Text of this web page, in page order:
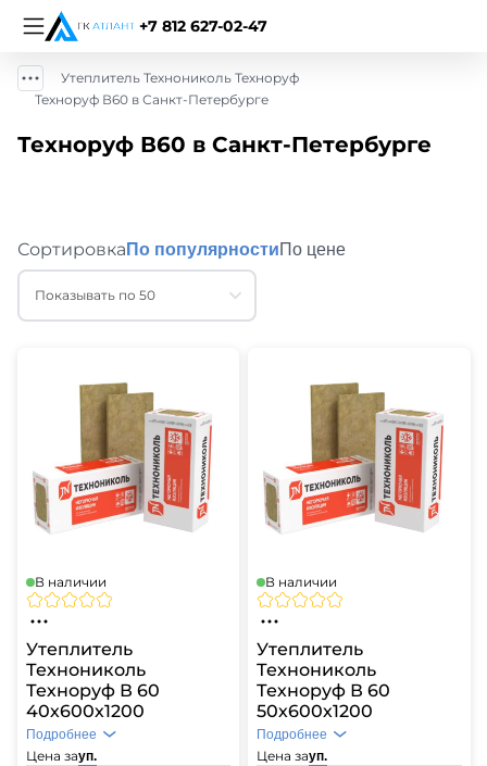
+7 812 627-02-47
Утеплитель Технониколь Техноруф
Техноруф В60 в Санкт-Петербурге
Техноруф В60 в Санкт-Петербурге
Сортировка По популярностиПо цене
Показывать по 50
В наличии
Утеплитель
Технониколь
Техноруф В 60
40х600х1200
Цена зауп.
Подробнее
В наличии
Утеплитель
Технониколь
Техноруф В 60
50х600х1200
Цена зауп.
Подробнее